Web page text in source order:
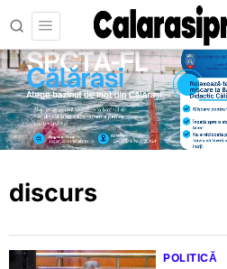
discurs
POLITICĂ